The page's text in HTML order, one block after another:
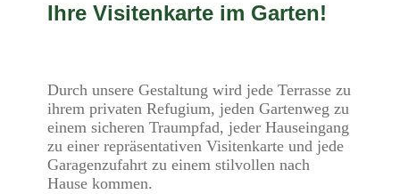
Ihre Visitenkarte im Garten!
Durch unsere Gestaltung wird jede Terrasse zu
ihrem privaten Refugium, jeden Gartenweg zu
einem sicheren Traumpfad, jeder Hauseingang
zu einer repräsentativen Visitenkarte und jede
Garagenzufahrt zu einem stilvollen nach
Hause kommen.